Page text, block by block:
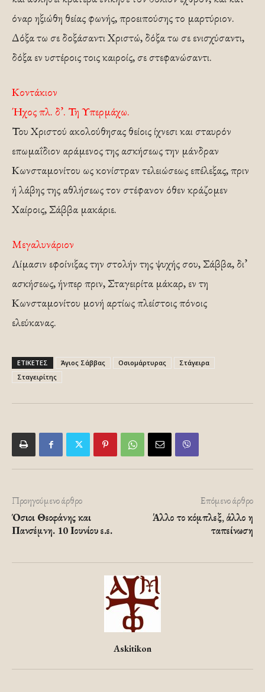
όναρ ηξιώθη θείας φωνής, προειπούσης το μαρτύριον.
Δόξα τω σε δοξάσαντι Χριστώ, δόξα τω σε ενισχύσαντι,
δόξα εν υστέροις τοις καιροίς, σε στεφανώσαντι.
Κοντάκιον
Ήχος πλ. δ’. Τη Υπερμάχω.
Του Χριστού ακολούθησας θείοις ίχνεσι και σταυρόν
επωμαΐδιον αράμενος της ασκήσεως την μάνδραν
Κωνσταμονίτου ως κονίστραν τελειώσεως επέλεξας, πριν
ή λάβης της αθλήσεως τον στέφανον όθεν κράζομεν
Χαίροις, Σάββα μακάριε.
Μεγαλυνάριον
Λίμασιν εφοίνιξας την στολήν της ψυχής σου, Σάββα, δι’
ασκήσεως, ήνπερ πριν, Σταγειρίτα μάκαρ, εν τη
Κωνσταμονίτου μονή αρτίως πλείστοις πόνοις
ελεύκανας.
ΕΤΙΚΕΤΕΣ Άγιος Σάββας Οσιομάρτυρας
Στάγειρα
Σταγειρίτης
Προηγούμενο άρθρο
Όσιοι Θεοφάνης και
Πανσέμνη. 10 Ιουνίου ε.ε.
Επόμενο άρθρο
Άλλο το κόμπλεξ, άλλο η
ταπείνωση
Askitikon